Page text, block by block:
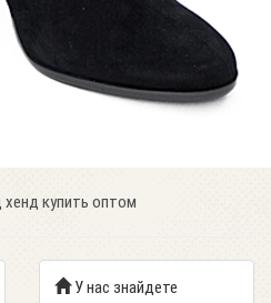
хенд купить оптом
У нас знайдете